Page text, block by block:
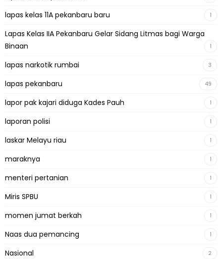
lapas kelas 11A pekanbaru baru 1
Lapas Kelas IIA Pekanbaru Gelar Sidang Litmas bagi Warga
Binaan
1
lapas narkotik rumbai 3
lapas pekanbaru 49
lapor pak kajari diduga Kades Pauh 1
laporan polisi 1
laskar Melayu riau 1
maraknya 1
menteri pertanian 1
Miris SPBU 1
momen jumat berkah 1
Naas dua pemancing 1
Nasional 2